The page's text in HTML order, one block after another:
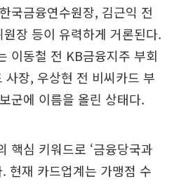
국금융연수원장, 김근익 전
장 등이 유력하게 거론된다.
이동철 전 KB금융지주 부회
사장, 우상현 전 비씨카드 부
군에 이름을 올린 상태다.
핵심 키워드로 ‘금융당국과
현재 카드업계는 가맹점 수